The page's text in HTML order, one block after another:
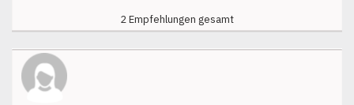
2 Empfehlungen gesamt